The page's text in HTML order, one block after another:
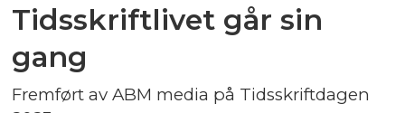
Tidsskriftlivet går sin
gang
Fremført av ABM media på Tidsskriftdagen